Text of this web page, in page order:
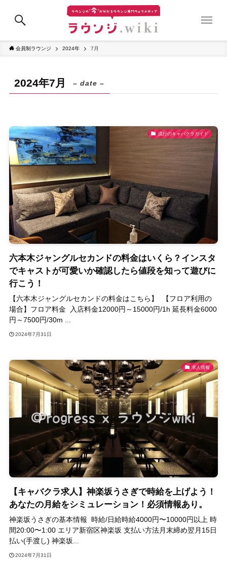
会員制ラウンジ 2024年 7月
2024年7月 – date –
流行のキャバクラガイド
六本木ジャングルセカンドの料金はいくら？インスタ
でキャストが可愛いか確認したら値段を知って遊びに
行こう！
【六本木ジャングルセカンドの料金はこちら】 【フロア利用の
場合】フロア料金 入店料金12000円～15000円/1h 延長料金6000
円～7500円/30m ...
2024年7月31日
求人情報
【キャバクラ求人】神楽坂うさぎで時給を上げよう！
あなたの月給をシミュレーション！必須情報あり。
神楽坂うさぎの基本情報 時給/日給時給4000円〜10000円以上 時
間20:00〜1:00 エリア新宿区神楽坂 支払い方法月末締め翌月15日
払い(手渡し) 神楽坂...
2024年7月31日